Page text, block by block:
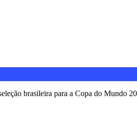
brasileira para a Copa do Mundo